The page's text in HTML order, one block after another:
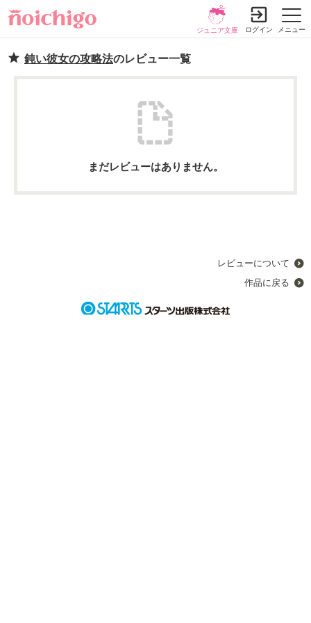
メニュー
ジュニア文庫 ログイン
鈍い彼女の攻略法のレビュー一覧
まだレビューはありません。
レビューについて
作品に戻る